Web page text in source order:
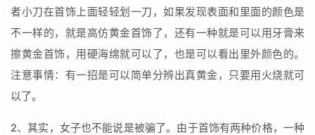
者小刀在首饰上面轻轻划一刀，如果发现表面和里面的颜色是
不一样的，就是高仿黄金首饰了，还有一种就是可以用牙膏来
擦黄金首饰，用硬海绵就可以了，也是可以看出里外颜色的。
注意事情：有一招是可以简单分辨出真黄金，只要用火烧就可
以了。
2、其实，女子也不能说是被骗了。由于首饰有两种价格，一种